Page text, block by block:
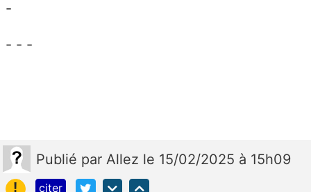
-
- - -
Publié par Allez le 15/02/2025 à 15h09
!
citer